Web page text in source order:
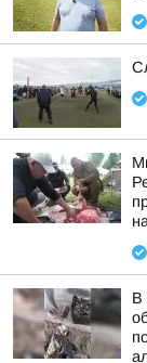
В